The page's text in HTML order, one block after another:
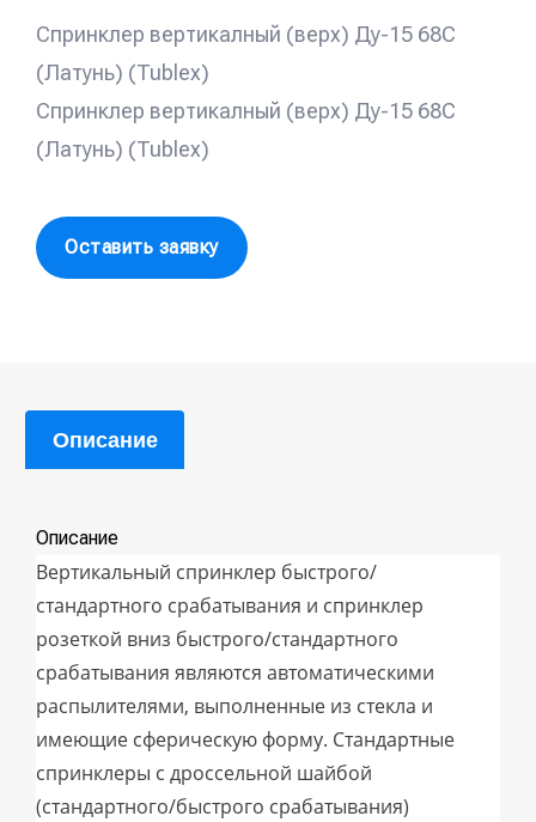
Спринклер вертикалный (верх) Ду-15 68С
(Латунь) (Tublex)
Спринклер вертикалный (верх) Ду-15 68С
(Латунь) (Tublex)
Оставить заявку
Описание
Описание
Вертикальный спринклер быстрого/
стандартного срабатывания и спринклер
розеткой вниз быстрого/стандартного
срабатывания являются автоматическими
распылителями, выполненные из стекла и
имеющие сферическую форму. Стандартные
спринклеры с дроссельной шайбой
(стандартного/быстрого срабатывания)